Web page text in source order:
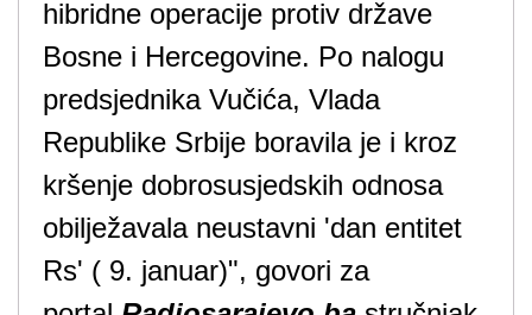
hibridne operacije protiv države
Bosne i Hercegovine. Po nalogu
predsjednika Vučića, Vlada
Republike Srbije boravila je i kroz
kršenje dobrosusjedskih odnosa
obilježavala neustavni 'dan entitet
Rs' ( 9. januar)", govori za